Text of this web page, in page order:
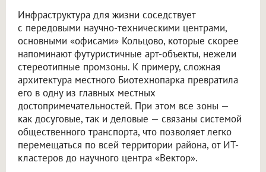
Инфраструктура для жизни соседствует
с передовыми научно-техническими центрами,
основными «офисами» Кольцово, которые скорее
напоминают футуристичные арт-объекты, нежели
стереотипные промзоны. К примеру, сложная
архитектура местного Биотехнопарка превратила
его в одну из главных местных
достопримечательностей. При этом все зоны —
как досуговые, так и деловые — связаны системой
общественного транспорта, что позволяет легко
перемещаться по всей территории района, от ИТ-
кластеров до научного центра «Вектор».